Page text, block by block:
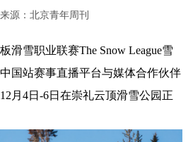
源：北京青年周刊
雪职业联赛The Snow League雪
国站赛事直播平台与媒体合作伙伴
月4日-6日在崇礼云顶滑雪公园正